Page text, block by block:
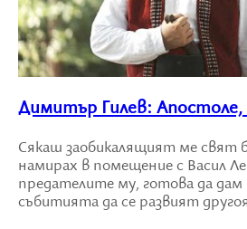
Димитър Гилев:
Сякаш заобикалящият ме свят
намирах в помещение с Васил
предателите му, готова да дам
събитията да се развият